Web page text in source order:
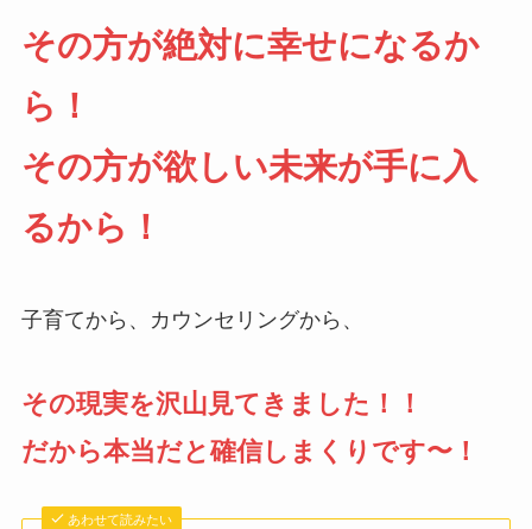
その方が絶対に幸せになるか
ら！
その方が欲しい未来が手に入
るから！
子育てから、カウンセリングから、
その現実を沢山見てきました！！
だから本当だと確信しまくりです〜！
あわせて読みたい